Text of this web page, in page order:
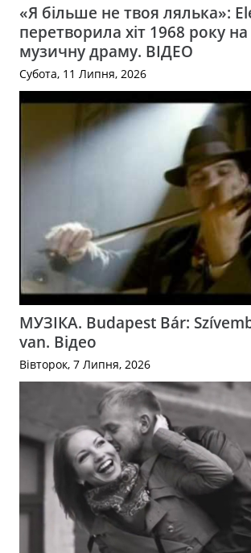
«Я більше не твоя лялька»:
перетворила хіт 1968 року
музичну драму. ВІДЕО
Субота, 11 Липня, 2026
МУЗІКА. Budapest Bár:
van. Відео
Вівторок, 7 Липня, 2026